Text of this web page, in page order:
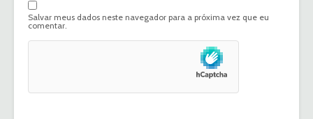
Salvar meus dados neste navegador para a próxima vez que eu
comentar.